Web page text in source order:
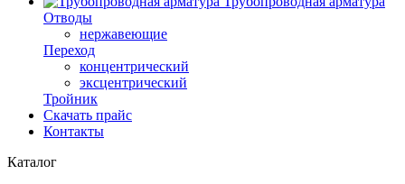
Отводы
нержавеющие
Переход
концентрический
эксцентрический
Тройник
Скачать прайс
Контакты
Каталог